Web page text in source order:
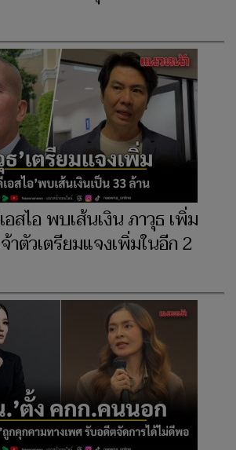
สไอ พบเส้นเงิน ภาวุธ เพิ่ม
าตัวเตรียมแจงเพิ่มในอีก 2